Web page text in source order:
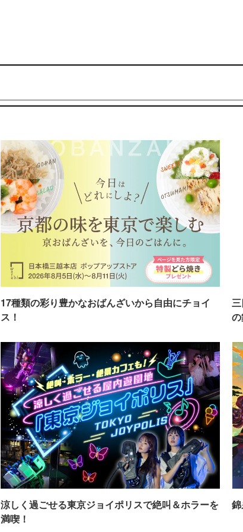
17種類の彩り豊かなおばんざいから自由にチョイ
ス！
涼しく過ごせる東京ジョイポリスで絶叫＆ホラーを
満喫！